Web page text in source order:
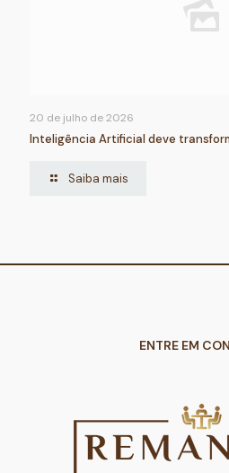
20 de julho de 2026
Inteligência Artificial deve
Saiba mais
ENTRE EM